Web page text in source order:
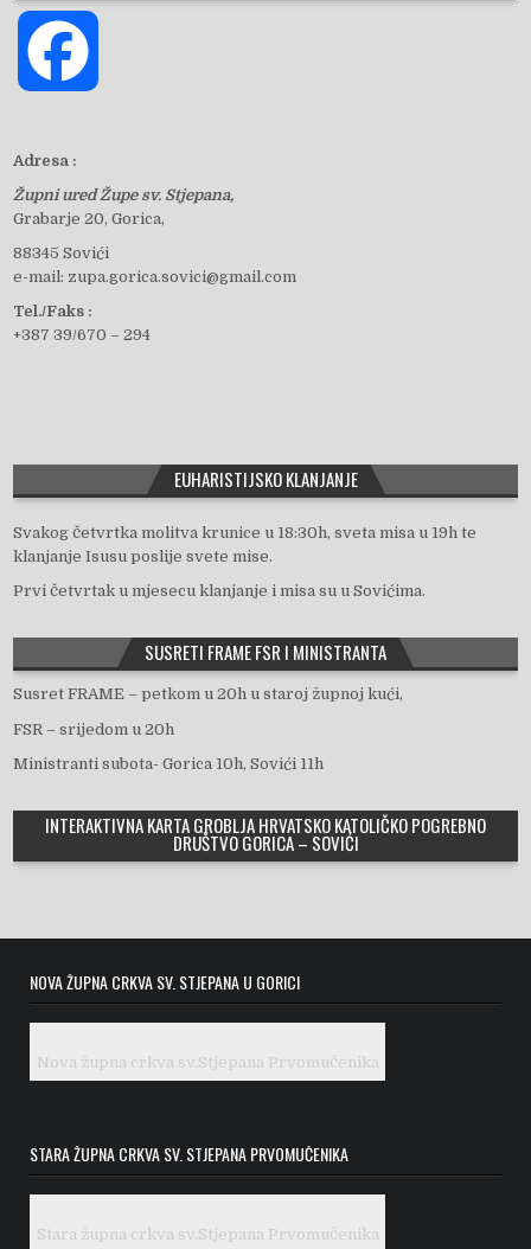
c
o
Adresa :
Župni ured Župe sv. Stjepana,
Grabarje 20, Gorica,
88345 Sovići
e-mail: zupa.gorica.sovici@gmail.com
Tel./Faks :
+387 39/670 – 294
EUHARISTIJSKO KLANJANJE
Svakog četvrtka molitva krunice u 18:30h, sveta misa u 19h te
klanjanje Isusu poslije svete mise.
Prvi četvrtak u mjesecu klanjanje i misa su u Sovićima.
SUSRETI FRAME FSR I MINISTRANTA
Susret FRAME – petkom u 20h u staroj župnoj kući,
FSR – srijedom u 20h
Ministranti subota- Gorica 10h, Sovići 11h
INTERAKTIVNA KARTA GROBLJA HRVATSKO KATOLIČKO POGREBNO
DRUŠTVO GORICA – SOVIĆI
NOVA ŽUPNA CRKVA SV. STJEPANA U GORICI
Nova župna crkva sv.Stjepana Prvomučenika
STARA ŽUPNA CRKVA SV. STJEPANA PRVOMUČENIKA
Stara župna crkva sv.Stjepana Prvomučenika